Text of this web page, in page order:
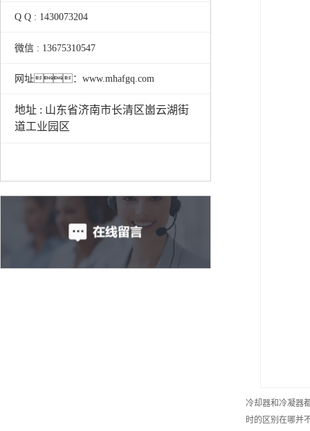
Q Q : 1430073204
微信 : 13675310547
网址：www.mhafgq.com
地址 : 山东省济南市长清区崮云湖街
道工业园区
冷却器和冷凝器
时的区别在哪并